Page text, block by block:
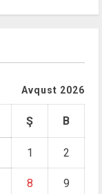
Avqust 2026
Ş B
1 2
8 9